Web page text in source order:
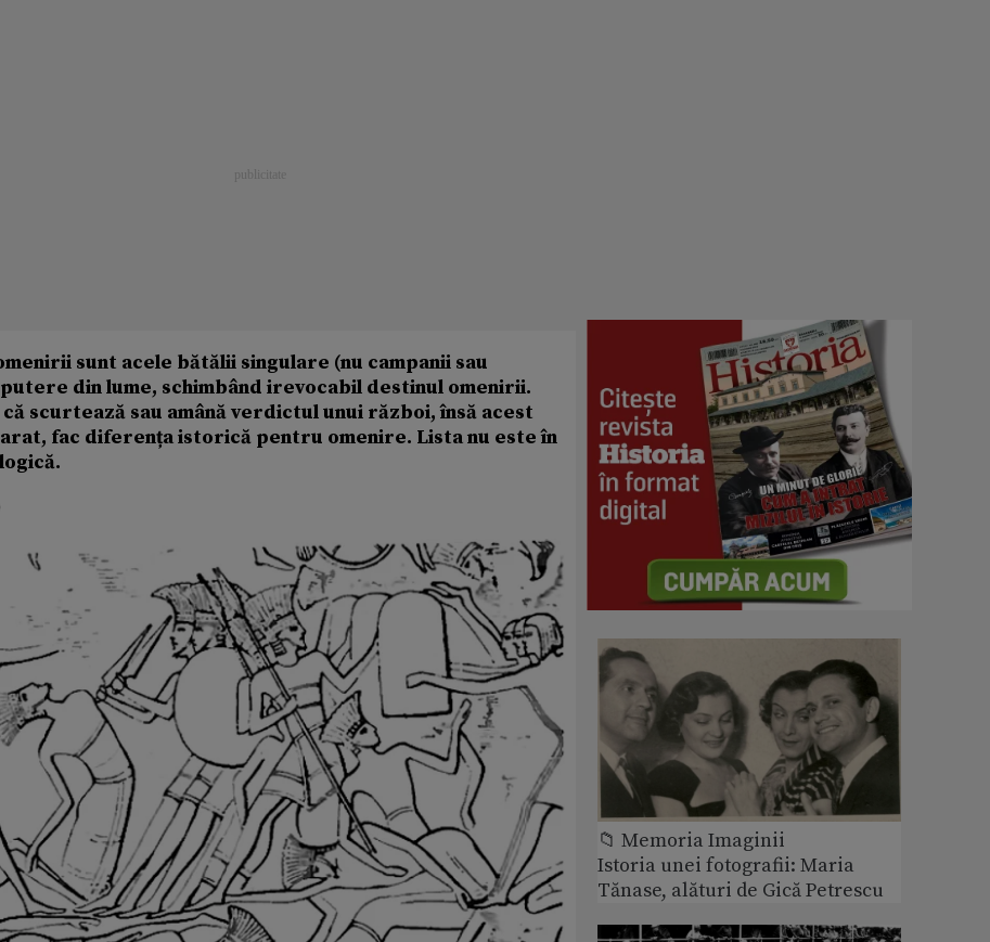
sunt acele bătălii singulare (nu campanii sau
din lume, schimbând irevocabil destinul omenirii.
scurtează sau amână verdictul unui război, însă acest
fac diferența istorică pentru omenire. Lista nu este în
📁 Memoria Imaginii
Istoria unei fotografii: Maria
Tănase, alături de Gică Petrescu